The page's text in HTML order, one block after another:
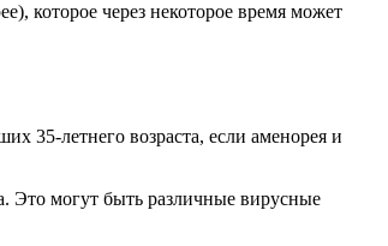
которое через некоторое время может
35-летнего возраста, если аменорея и
Это могут быть различные вирусные